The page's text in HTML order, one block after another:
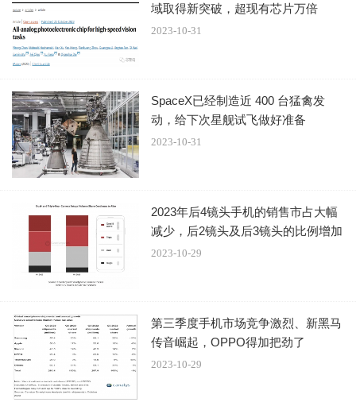
备了TORN散热技术，包含了客制化AXL风扇
，扇叶经过抛
光设计的同时还有着规律的凸起，能够提供更优化的风流及
散热能力。
心温度改变颜色的LOGO灯，用户无需安装任何软件及驱动
即可透过灯光颜色判断显卡的温度状态。
域取得新突破，超现有芯片万倍
2023-10-31
SpaceX已经制造近 400 台猛禽发
动，给下次星舰试飞做好准备
2023-10-31
2023年后4镜头手机的销售市占大幅
减少，后2镜头及后3镜头的比例增加
2023-10-29
第三季度手机市场竞争激烈、新黑马
传音崛起，OPPO得加把劲了
2023-10-29